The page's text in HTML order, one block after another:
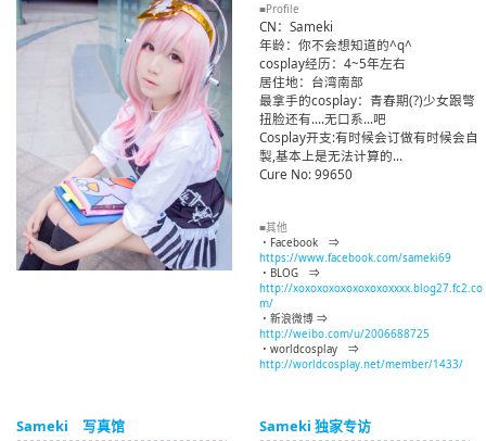
■Profile
CN：Sameki
年龄：你不会想知道的^q^
cosplay经历：4~5年左右
居住地：台湾南部
最拿手的cosplay：青春期(?)少女跟彆
扭脸还有....无口系...吧
Cosplay开支:有时候会订做有时候会自
製,基本上是无法计算的...
Cure No: 99650
■其他
・Facebook ⇒
https://www.facebook.com/sameki69
・BLOG ⇒
http://xoxoxoxoxoxoxoxoxxxx.blog27.fc2.co
m/
・新浪微博 ⇒
http://weibo.com/u/2006688725
・worldcosplay ⇒
http://worldcosplay.net/member/1433/
Sameki 写真馆 Sameki 独家专访